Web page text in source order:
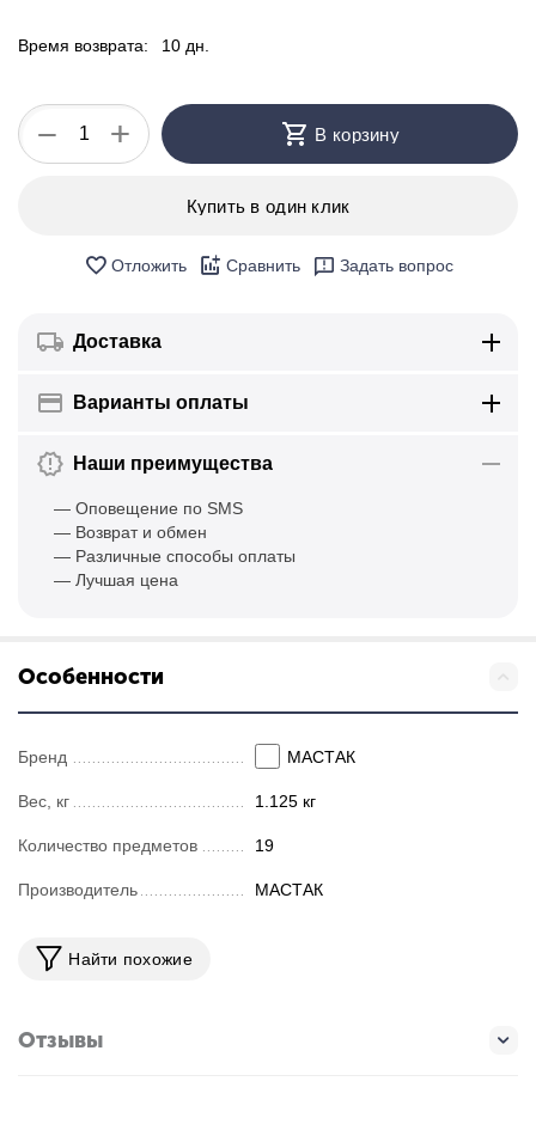
Время возврата: 10 дн.
+
− В корзину
Купить в один клик
Отложить Сравнить Задать вопрос
Доставка
Варианты оплаты
Наши преимущества
— Оповещение по SMS
— Возврат и обмен
— Различные способы оплаты
— Лучшая цена
Особенности
Бренд МАСТАК
Вес, кг 1.125 кг
Количество предметов 19
Производитель МАСТАК
Найти похожие
Отзывы